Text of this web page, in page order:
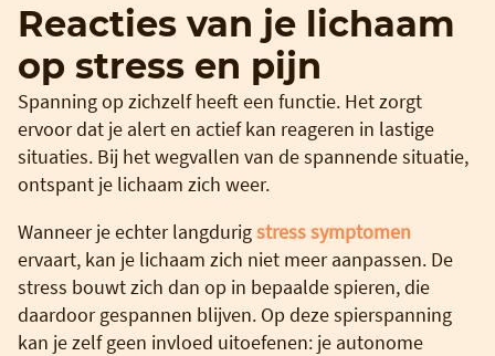
Reacties van je lichaam
op stress en pijn
Spanning op zichzelf heeft een functie. Het zorgt
ervoor dat je alert en actief kan reageren in lastige
situaties. Bij het wegvallen van de spannende situatie,
ontspant je lichaam zich weer.
Wanneer je echter langdurigstress symptomen
ervaart, kan je lichaam zich niet meer aanpassen. De
stress bouwt zich dan op in bepaalde spieren, die
daardoor gespannen blijven. Op deze spierspanning
kan je zelf geen invloed uitoefenen: je autonome